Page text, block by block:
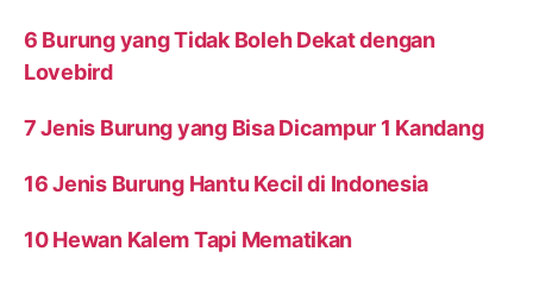
6 Burung yang Tidak Boleh Dekat dengan
Lovebird
7 Jenis Burung yang Bisa Dicampur 1 Kandang
16 Jenis Burung Hantu Kecil di Indonesia
10 Hewan Kalem Tapi Mematikan